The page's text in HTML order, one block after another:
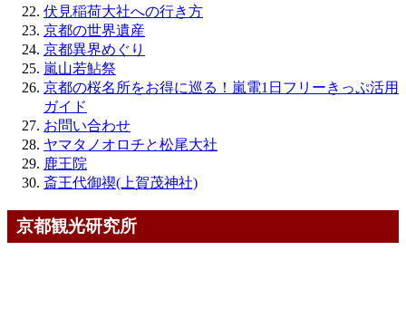
伏見稲荷大社への行き方
京都の世界遺産
京都異界めぐり
嵐山若鮎祭
京都の桜名所をお得に巡る！嵐電1日フリーきっぷ活用
ガイド
お問い合わせ
ヤマタノオロチと松尾大社
鹿王院
斎王代御禊(上賀茂神社)
京都観光研究所